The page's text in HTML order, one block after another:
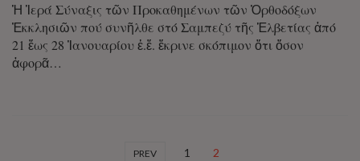
Ἡ Ἱερά Σύναξις τῶν Προκαθημένων τῶν Ὀρθοδόξων
Ἐκκλησιῶν πού συνῆλθε στό Σαμπεζύ τῆς Ἑλβετίας ἀπό
21 ἕως 28 Ἰανουαρίου ἐ.ἔ. ἔκρινε σκόπιμον ὅτι ὅσον
ἀφορᾶ…
PREV 1 2